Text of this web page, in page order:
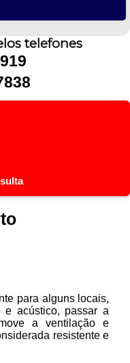
telefones
para alguns locais,
e acústico, passar a
a ventilação e
resistente e